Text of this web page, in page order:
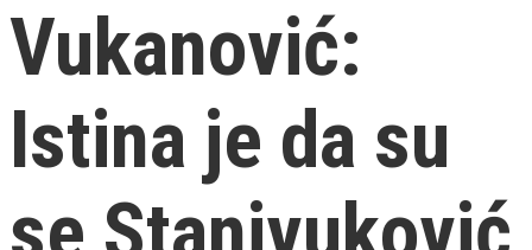
Vukanović:
Istina je da su